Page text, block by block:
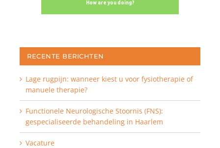
RECENTE BERICHTEN
Lage rugpijn: wanneer kiest u voor fysiotherapie of
manuele therapie?
Functionele Neurologische Stoornis (FNS):
gespecialiseerde behandeling in Haarlem
Vacature